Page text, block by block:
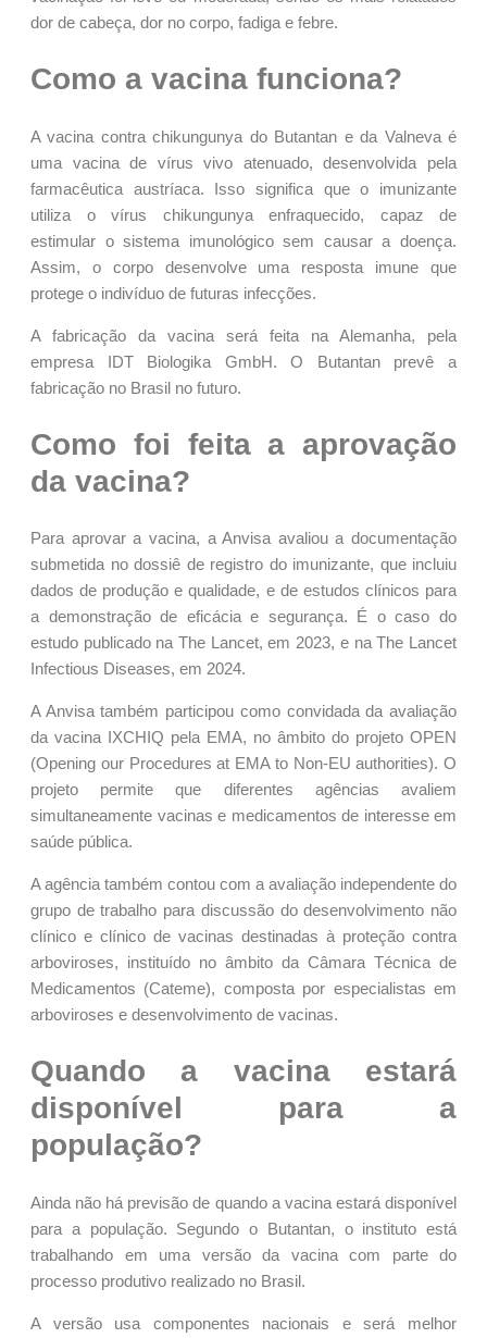
dor de cabeça, dor no corpo, fadiga e febre.
Como a vacina funciona?
A vacina contra chikungunya do Butantan e da Valneva é
uma vacina de vírus vivo atenuado, desenvolvida pela
farmacêutica austríaca. Isso significa que o imunizante
utiliza o vírus chikungunya enfraquecido, capaz de
estimular o sistema imunológico sem causar a doença.
Assim, o corpo desenvolve uma resposta imune que
protege o indivíduo de futuras infecções.
A fabricação da vacina será feita na Alemanha, pela
empresa IDT Biologika GmbH. O Butantan prevê a
fabricação no Brasil no futuro.
Como foi feita a aprovação
da vacina?
Para aprovar a vacina, a Anvisa avaliou a documentação
submetida no dossiê de registro do imunizante, que incluiu
dados de produção e qualidade, e de estudos clínicos para
a demonstração de eficácia e segurança. É o caso do
estudo publicado na The Lancet, em 2023, e na The Lancet
Infectious Diseases, em 2024.
A Anvisa também participou como convidada da avaliação
da vacina IXCHIQ pela EMA, no âmbito do projeto OPEN
(Opening our Procedures at EMA to Non-EU authorities). O
projeto permite que diferentes agências avaliem
simultaneamente vacinas e medicamentos de interesse em
saúde pública.
A agência também contou com a avaliação independente do
grupo de trabalho para discussão do desenvolvimento não
clínico e clínico de vacinas destinadas à proteção contra
arboviroses, instituído no âmbito da Câmara Técnica de
Medicamentos (Cateme), composta por especialistas em
arboviroses e desenvolvimento de vacinas.
Quando a vacina estará
disponível para a
população?
Ainda não há previsão de quando a vacina estará disponível
para a população. Segundo o Butantan, o instituto está
trabalhando em uma versão da vacina com parte do
processo produtivo realizado no Brasil.
A versão usa componentes nacionais e será melhor